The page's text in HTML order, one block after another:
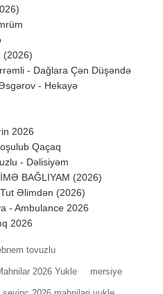
(2026)
- Dağlara Çən Düşəndə
- Hekayə
2026
Qaçaq
- Dəlisiyəm
BAĞLIYAM (2026)
Əlimdən (2026)
- Ambulance 2026
2026
tovuzlu
2026 Yukle mersiye